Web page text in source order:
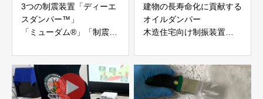
3つの制震装置「ディーエ
スダンパー™」
「ミューダム®」「制震テ
アイディールブレーン株式
会社
建物の長寿命化に貢献する
オイルダンパー
木造住宅向け制振装置
株式会社evoltz